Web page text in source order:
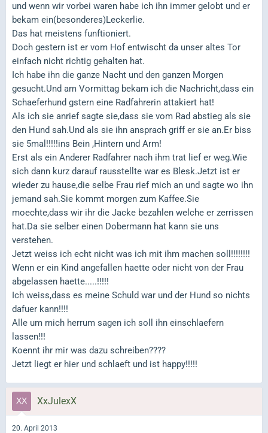
und wenn wir vorbei waren habe ich ihn immer gelobt und er
bekam ein(besonderes)Leckerlie.
Das hat meistens funftioniert.
Doch gestern ist er vom Hof entwischt da unser altes Tor
einfach nicht richtig gehalten hat.
Ich habe ihn die ganze Nacht und den ganzen Morgen
gesucht.Und am Vormittag bekam ich die Nachricht,dass ein
Schaeferhund gstern eine Radfahrerin attakiert hat!
Als ich sie anrief sagte sie,dass sie vom Rad abstieg als sie
den Hund sah.Und als sie ihn ansprach griff er sie an.Er biss
sie 5mal!!!!!ins Bein ,Hintern und Arm!
Erst als ein Anderer Radfahrer nach ihm trat lief er weg.Wie
sich dann kurz darauf rausstellte war es Blesk.Jetzt ist er
wieder zu hause,die selbe Frau rief mich an und sagte wo ihn
jemand sah.Sie kommt morgen zum Kaffee.Sie
moechte,dass wir ihr die Jacke bezahlen welche er zerrissen
hat.Da sie selber einen Dobermann hat kann sie uns
verstehen.
Jetzt weiss ich echt nicht was ich mit ihm machen soll!!!!!!!!
Wenn er ein Kind angefallen haette oder nicht von der Frau
abgelassen haette.....!!!!!
Ich weiss,dass es meine Schuld war und der Hund so nichts
dafuer kann!!!!
Alle um mich herrum sagen ich soll ihn einschlaefern
lassen!!!
Koennt ihr mir was dazu schreiben????
Jetzt liegt er hier und schlaeft und ist happy!!!!!
XxJulexX
20. April 2013